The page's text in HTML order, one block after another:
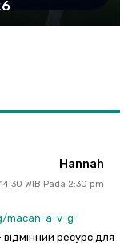
Hannah
WIB Pada 2:30 pm
macan-a-v-g-
відмінний ресурс для